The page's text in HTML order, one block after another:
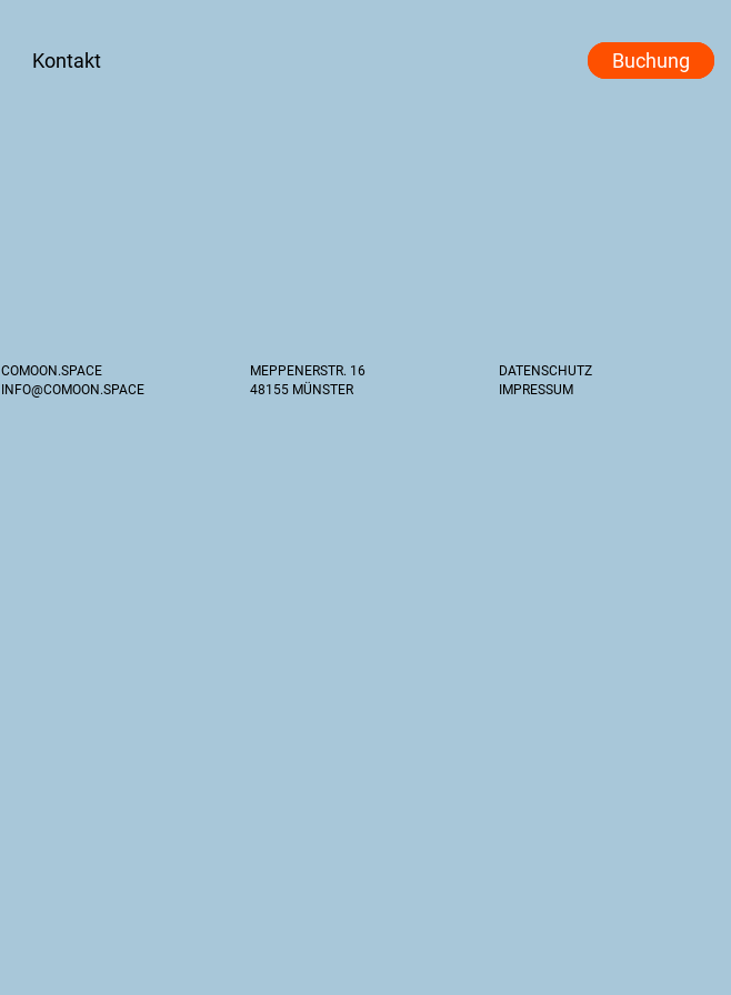
Kontakt Buchung
COMOON.SPACE
INFO@COMOON.SPACE
MEPPENERSTR. 16
48155 MÜNSTER
DATENSCHUTZ
IMPRESSUM